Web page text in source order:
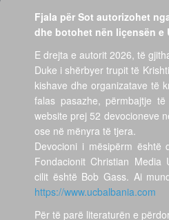
Fjala për Sot autorizohet
dhe botohet nën liçensën e
E drejta e autorit 2026, të
Duke i shërbyer trupit të
kishave dhe organizatave të
falas pasazhe, përmbajtje
website prej 52 devocioneve
ose në mënyra të tjera.
Devocioni i mësipërm është
Fondacionit Christian
cilit është Bob Gass. Ai
https://www.ucbalbania.com
Për të parë literaturën e